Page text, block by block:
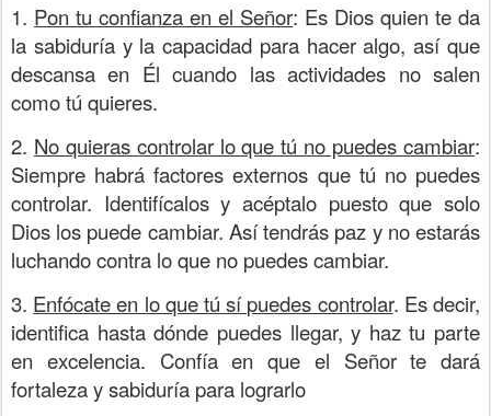
1. Pon tu confianza en el Señor: Es Dios quien te da
la sabiduría y la capacidad para hacer algo, así que
descansa en Él cuando las actividades no salen
como tú quieres.
2. No quieras controlar lo que tú no puedes cambiar:
Siempre habrá factores externos que tú no puedes
controlar. Identifícalos y acéptalo puesto que solo
Dios los puede cambiar. Así tendrás paz y no estarás
luchando contra lo que no puedes cambiar.
3. Enfócate en lo que tú sí puedes controlar. Es decir,
identifica hasta dónde puedes llegar, y haz tu parte
en excelencia. Confía en que el Señor te dará
fortaleza y sabiduría para lograrlo